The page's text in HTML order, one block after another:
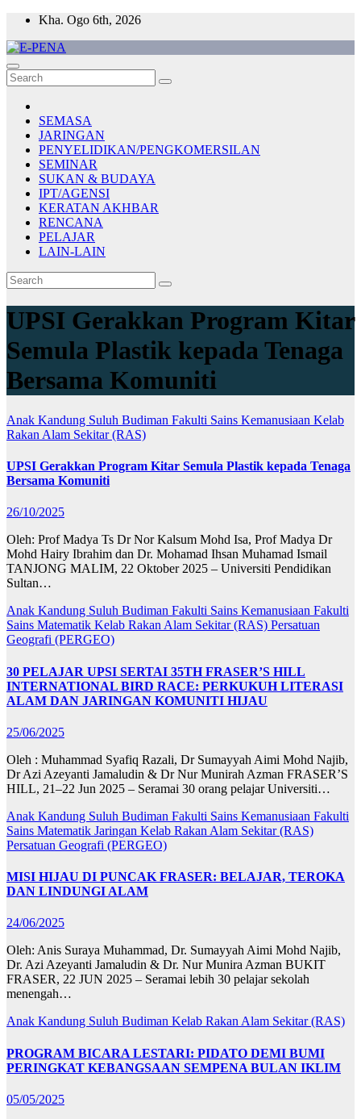
Skip
content
Kha. Ogo 6th, 2026
E-PENA
Berita Digital Terkini
SEMASA
JARINGAN
PENYELIDIKAN/PENGKOMERSILAN
SEMINAR
SUKAN & BUDAYA
IPT/AGENSI
KERATAN AKHBAR
RENCANA
PELAJAR
LAIN-LAIN
UPSI Gerakkan Program Kitar
Semula Plastik kepada Tenaga
Bersama Komuniti
Anak Kandung Suluh Budiman Fakulti Sains Kemanusiaan Kelab
Rakan Alam Sekitar (RAS)
UPSI Gerakkan Program Kitar Semula Plastik kepada Tenaga
Bersama Komuniti
26/10/2025
Oleh: Prof Madya Ts Dr Nor Kalsum Mohd Isa, Prof Madya Dr
Mohd Hairy Ibrahim dan Dr. Mohamad Ihsan Muhamad Ismail
TANJONG MALIM, 22 Oktober 2025 – Universiti Pendidikan
Sultan…
Anak Kandung Suluh Budiman Fakulti Sains Kemanusiaan Fakulti
Sains Matematik Kelab Rakan Alam Sekitar (RAS) Persatuan
Geografi (PERGEO)
30 PELAJAR UPSI SERTAI 35TH FRASER’S HILL
INTERNATIONAL BIRD RACE: PERKUKUH LITERASI
ALAM DAN JARINGAN KOMUNITI HIJAU
25/06/2025
Oleh : Muhammad Syafiq Razali, Dr Sumayyah Aimi Mohd Najib,
Dr Azi Azeyanti Jamaludin & Dr Nur Munirah Azman FRASER’S
HILL, 21–22 Jun 2025 – Seramai 30 orang pelajar Universiti…
Anak Kandung Suluh Budiman Fakulti Sains Kemanusiaan Fakulti
Sains Matematik Jaringan Kelab Rakan Alam Sekitar (RAS)
Persatuan Geografi (PERGEO)
MISI HIJAU DI PUNCAK FRASER: BELAJAR, TEROKA
DAN LINDUNGI ALAM
24/06/2025
Oleh: Anis Suraya Muhammad, Dr. Sumayyah Aimi Mohd Najib,
Dr. Azi Azeyanti Jamaludin & Dr. Nur Munira Azman BUKIT
FRASER, 22 JUN 2025 – Seramai lebih 30 pelajar sekolah
menengah…
Anak Kandung Suluh Budiman Kelab Rakan Alam Sekitar (RAS)
PROGRAM BICARA LESTARI: PIDATO DEMI BUMI
PERINGKAT KEBANGSAAN SEMPENA BULAN IKLIM
05/05/2025